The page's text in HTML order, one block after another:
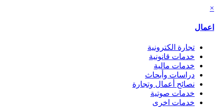
×
اعمال
تجارة الكترونية
خدمات قانونية
خدمات مالية
دراسات وأبحاث
نصائح أعمال وتجارة
خدمات صوتية
خدمات اخرى